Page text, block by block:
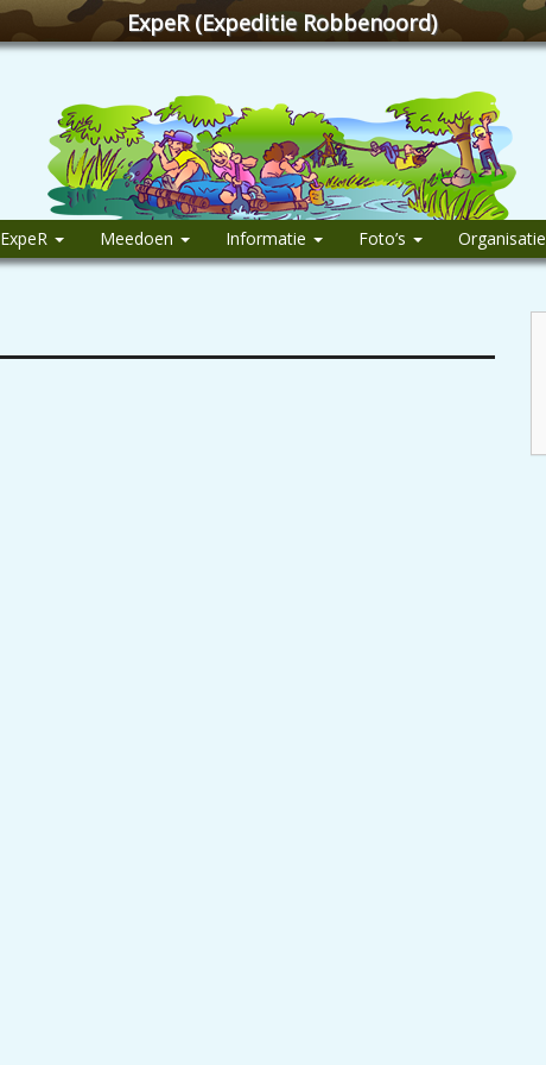
ExpeR (Expeditie Robbenoord)
ExpeR Meedoen Informatie Foto’s Organisatie